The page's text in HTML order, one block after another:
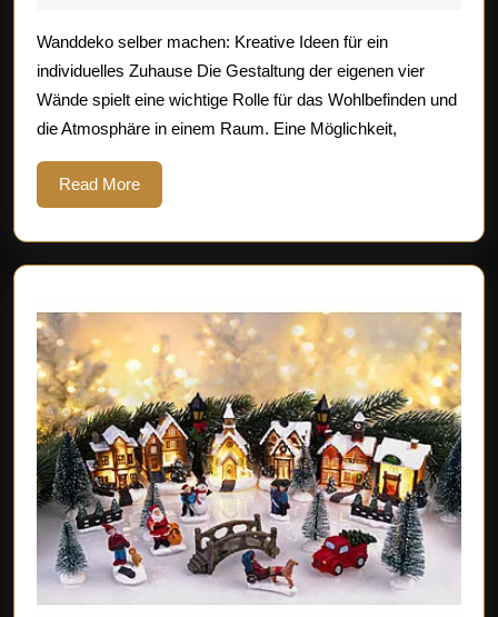
Wanddeko selber machen: Kreative Ideen für ein
individuelles Zuhause Die Gestaltung der eigenen vier
Wände spielt eine wichtige Rolle für das Wohlbefinden und
die Atmosphäre in einem Raum. Eine Möglichkeit,
Read MoreRead
More